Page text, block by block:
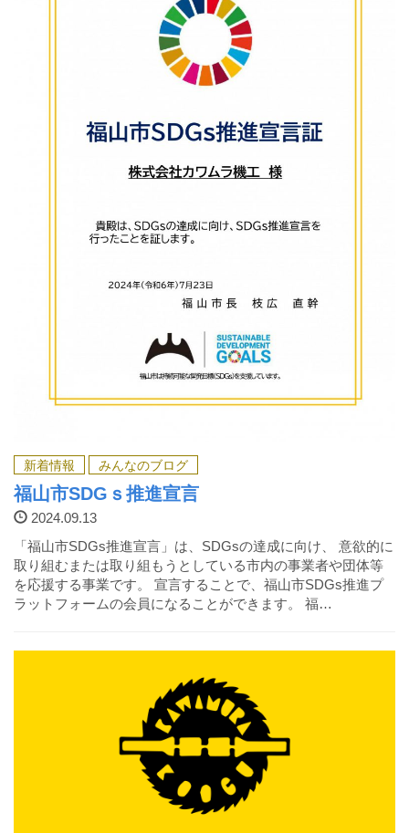
新着情報 みんなのブログ
福山市SDGｓ推進宣言
2024.09.13
「福山市SDGs推進宣言」は、SDGsの達成に向け、 意欲的に
取り組むまたは取り組もうとしている市内の事業者や団体等
を応援する事業です。 宣言することで、福山市SDGs推進プ
ラットフォームの会員になることができます。 福…